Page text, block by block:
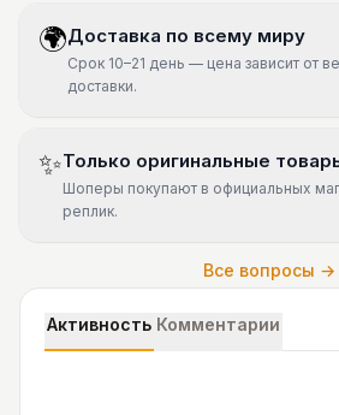
🌍Доставка по всему миру
Срок 10–21 день — цена зависит от
доставки.
✨Только оригинальные
Шоперы покупают в официальных
реплик.
Все вопросы →
Активность Комментарии